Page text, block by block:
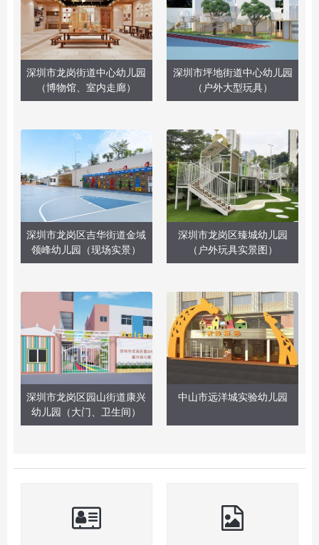
深圳市龙岗街道中心幼儿园
（博物馆、室内走廊）
深圳市坪地街道中心幼儿园
（户外大型玩具）
深圳市龙岗区吉华街道金域
领峰幼儿园（现场实景）
深圳市龙岗区臻城幼儿园
（户外玩具实景图）
深圳市龙岗区园山街道康兴
幼儿园（大门、卫生间）
中山市远洋城实验幼儿园